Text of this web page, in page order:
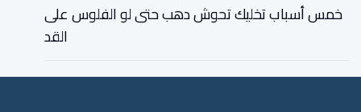
خمس أسباب تخليك تحوش دهب حتى لو الفلوس على
القد